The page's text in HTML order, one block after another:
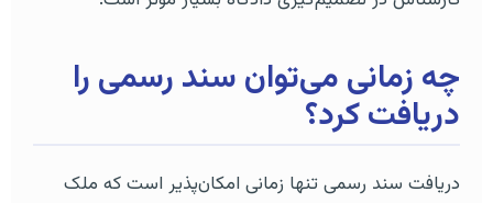
چه زمانی می‌توان سند رسمی را
دریافت کرد؟
دریافت سند رسمی تنها زمانی امکان‌پذیر است که ملک